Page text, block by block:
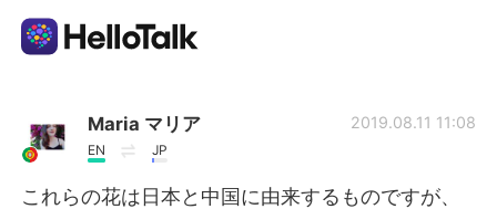
Maria マリア
EN JP
2019.08.11 11:08
これらの花は日本と中国に由来するものですが、